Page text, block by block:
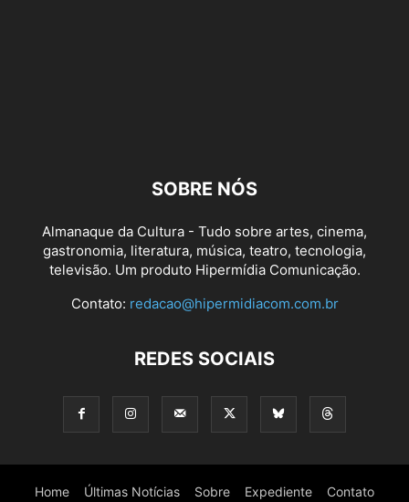
SOBRE NÓS
Almanaque da Cultura - Tudo sobre artes, cinema,
gastronomia, literatura, música, teatro, tecnologia,
televisão. Um produto Hipermídia Comunicação.
Contato: redacao@hipermidiacom.com.br
REDES SOCIAIS
Home Últimas Notícias Sobre Expediente Contato